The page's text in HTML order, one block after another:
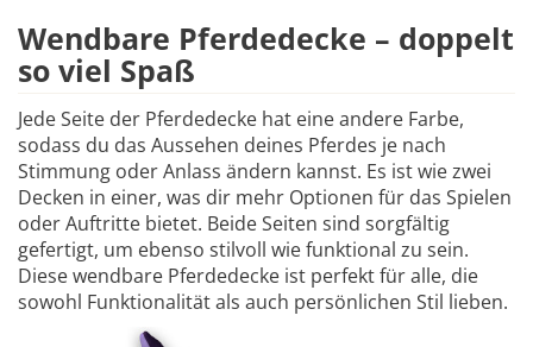
Wendbare Pferdedecke – doppelt
so viel Spaß
Jede Seite der Pferdedecke hat eine andere Farbe,
sodass du das Aussehen deines Pferdes je nach
Stimmung oder Anlass ändern kannst. Es ist wie zwei
Decken in einer, was dir mehr Optionen für das Spielen
oder Auftritte bietet. Beide Seiten sind sorgfältig
gefertigt, um ebenso stilvoll wie funktional zu sein.
Diese wendbare Pferdedecke ist perfekt für alle, die
sowohl Funktionalität als auch persönlichen Stil lieben.